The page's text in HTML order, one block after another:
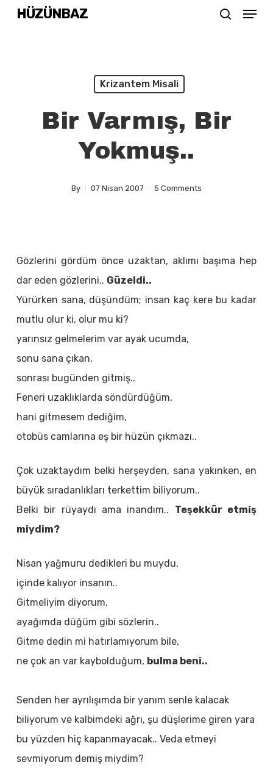
SkipHÜZÜNBAZ Menu
Krizantem Misali
Bir Varmış, Bir
Yokmuş..
By 07 Nisan 2007 5 Comments
Gözlerini gördüm önce uzaktan, aklımı başıma hep
dar eden gözlerini.. Güzeldi..
Yürürken sana, düşündüm; insan kaç kere bu kadar
mutlu olur ki, olur mu ki?
yarınsız gelmelerim var ayak ucumda,
sonu sana çıkan,
sonrası bugünden gitmiş..
Feneri uzaklıklarda söndürdüğüm,
hani gitmesem dediğim,
otobüs camlarına eş bir hüzün çıkmazı..
Çok uzaktaydım belki herşeyden, sana yakınken, en
büyük sıradanlıkları terkettim biliyorum..
Belki bir rüyaydı ama inandım.. Teşekkür etmiş
miydim?
Nisan yağmuru dedikleri bu muydu,
içinde kalıyor insanın..
Gitmeliyim diyorum,
ayağımda düğüm gibi sözlerin..
Gitme dedin mi hatırlamıyorum bile,
ne çok an var kaybolduğum, bulma beni..
Senden her ayrılışımda bir yanım senle kalacak
biliyorum ve kalbimdeki ağrı, şu düşlerime giren yara
bu yüzden hiç kapanmayacak.. Veda etmeyi
sevmiyorum demiş miydim?